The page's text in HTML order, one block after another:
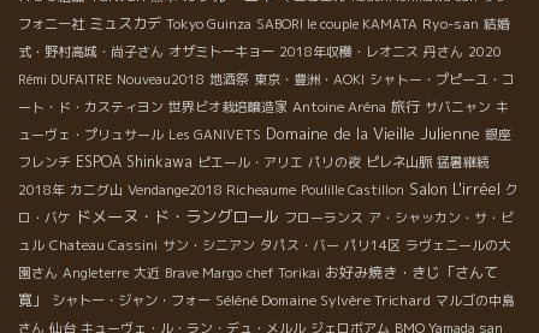
蔵もいる。最も大規模な試飲会である。とても一日では周りきれ
ない数の蔵が参加している。 ――――――――――
―――――――――――― どの試飲会も訪問客が多すぎて、試飲
したい蔵のブースに近づくだけでも、かなりの時間がかかるほど
混みようだった。 自然派が世界中に物凄いスピードで広がってい
るのが実感できる。 この急激な発展が、今まで和気あいあいでや
的な世界のバイヤーが増えたことで妙な方向へ流されてしまう蔵
元も出てくるのではないだろうか。 大金をもってビジネス、ビジ
ネスで横取りしていく、あるいわ口八丁手八丁で純な蔵元を口説
いて横取りしていく、バイヤーが増えてくるだろう。わが社の利
益至上主義のビジネスマン的なバイヤーが増えてきている。 価格
フォニー社 ミュスカデ Tokyo Guinza SABORI le couple KAMATA Ryo-san 結婚
式・野村高城・尚子さん オザミトーキョー 2018年収穫・レオニス 丹さん 2020
Rémi DUFAITRE Nouveau2018 地酒祭 東京・豊洲・AOKI シャトー・プピーユ・コ
ート・ド・カスティヨン 世界ビオ栽培醸造家 Antoine Aréna 旅行 サバニャン キ
ューヴェ・プリュサール Les GANIVETS Domaine de la Vieille Julienne 銀座
フレンチ ESPOA Shinkawa ピエール・アリエ パリの夜 ピレネ山脈 猛暑継続
2018年 カニグ山 Vendange2018 Richeaume Poulille Castillon Salon L'irréel ク
ロ・バケ ドメーヌ・ド・ラングロール フローランス ア・シャッカン・サ・ビ
ュル Chateau Cassini サン・シニアン タパス・バー パリ14区 ラヴェニールの大
園さん Angleterre 大近 Brave Margo chef Torikai お好み焼き・きじ「さんて
寛」
シャトー・ジャン・フォー Séléné Domaine Sylvère Trichard マルゴの中島
さん 仙台 キューヴェ・ル・ラン・デュ・メルル ジェロボアム BMO Yamada san